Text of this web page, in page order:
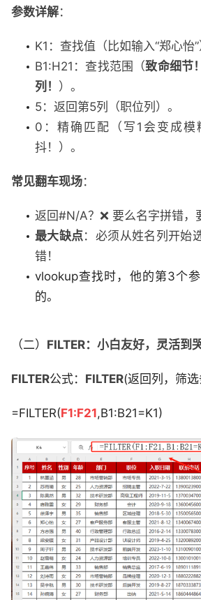
参数详解：
K1：查找值（比如输入“郑心怡”
B1:H21：查找范围（致命细节
列！ ）。
5：返回第5列（职位列）。
0：精确匹配（写1会变成模
抖！）。
常见翻车现场：
返回#N/A？❌ 要么名字拼错，
最大缺点：必须从姓名列开始
错！
vlookup查找时，他的第3个
的。
（二） FILTER：小白友好，灵活到哭
FILTER公式： FILTER(返回列，筛选
=FILTER(F1:F21,B1:B21=K1)